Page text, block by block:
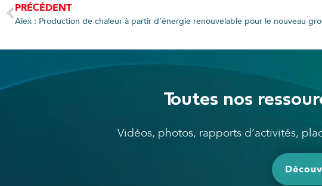
PRÉCÉDENT
Toutes nos
Vidéos, photos, rapports d’activités,